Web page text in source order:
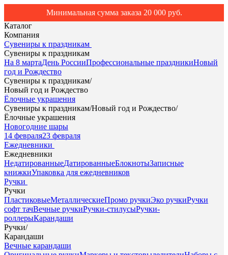
Минимальная сумма заказа 20 000 руб.
Каталог
Компания
Сувениры к праздникам
Сувениры к праздникам
На 8 мартаДень РоссииПрофессиональные праздникиНовый
год и Рождество
Сувениры к праздникам/
Новый год и Рождество
Ёлочные украшения
Сувениры к праздникам/Новый год и Рождество/
Ёлочные украшения
Новогодние шары
14 февраля23 февраля
Ежедневники
Ежедневники
НедатированныеДатированныеБлокнотыЗаписные
книжкиУпаковка для ежедневников
Ручки
Ручки
ПластиковыеМеталлическиеПромо ручкиЭко ручкиРучки
софт тачВечные ручкиРучки-стилусыРучки-
роллерыКарандаши
Ручки/
Карандаши
Вечные карандаши